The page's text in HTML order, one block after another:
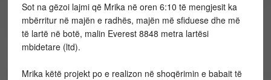
Sot na gëzoi lajmi që Mrika në oren 6:10 të mengjesit ka
mbërritur në majën e radhës, majën më sfiduese dhe më
të lartë në botë, malin Everest 8848 metra lartësi
mbidetare (ltd).
Mrika këtë projekt po e realizon në shoqërimin e babait të